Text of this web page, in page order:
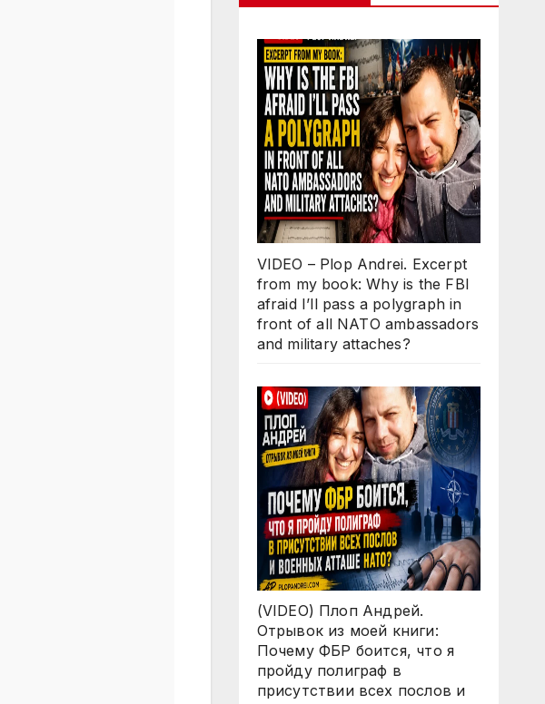
VIDEO – Plop Andrei. Excerpt
from my book: Why is the FBI
afraid I’ll pass a polygraph in
front of all NATO ambassadors
and military attaches?
(VIDEO) Плоп Андрей.
Отрывок из моей книги:
Почему ФБР боится, что я
пройду полиграф в
присутствии всех послов и